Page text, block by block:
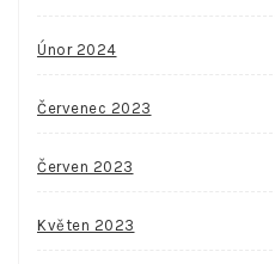
Únor 2024
Červenec 2023
Červen 2023
Květen 2023